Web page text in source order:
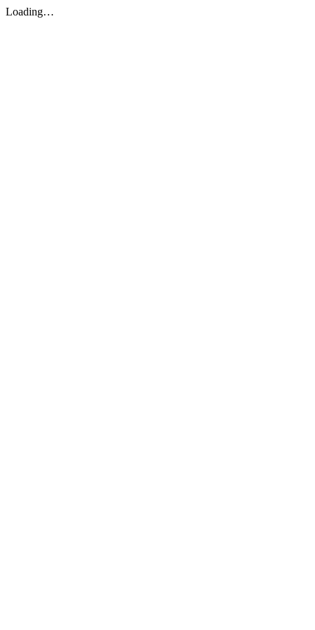
Loading…